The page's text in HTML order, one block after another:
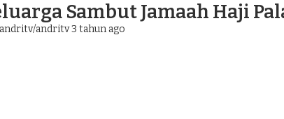
Sambut Jamaah Haji
andritv3 tahun ago